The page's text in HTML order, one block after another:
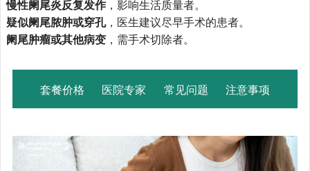
慢性阑尾炎反复发作，影响生活质量者。
疑似阑尾脓肿或穿孔，医生建议尽早手术的患者。
阑尾肿瘤或其他病变 ，需手术切除者。
套餐价格 医院专家 常见问题 注意事项